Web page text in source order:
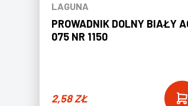
LAGUNA
PROWADNIK DOLNY BIAŁY
075 NR 1150
2,58ZŁ